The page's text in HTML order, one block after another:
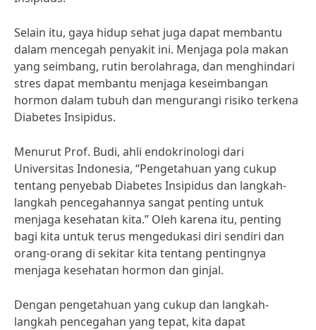
Selain itu, gaya hidup sehat juga dapat membantu
dalam mencegah penyakit ini. Menjaga pola makan
yang seimbang, rutin berolahraga, dan menghindari
stres dapat membantu menjaga keseimbangan
hormon dalam tubuh dan mengurangi risiko terkena
Diabetes Insipidus.
Menurut Prof. Budi, ahli endokrinologi dari
Universitas Indonesia, “Pengetahuan yang cukup
tentang penyebab Diabetes Insipidus dan langkah-
langkah pencegahannya sangat penting untuk
menjaga kesehatan kita.” Oleh karena itu, penting
bagi kita untuk terus mengedukasi diri sendiri dan
orang-orang di sekitar kita tentang pentingnya
menjaga kesehatan hormon dan ginjal.
Dengan pengetahuan yang cukup dan langkah-
langkah pencegahan yang tepat, kita dapat